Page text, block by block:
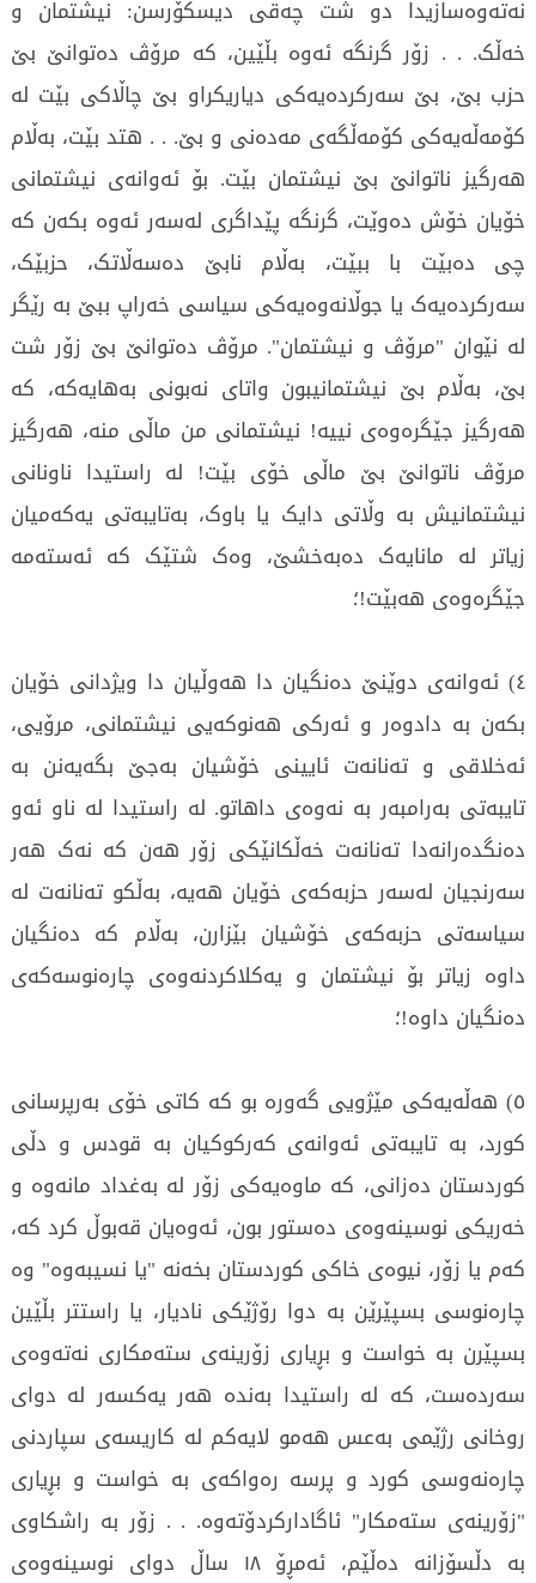
نەتەوەسازیدا دو شت چەقی دیسکۆرسن: نیشتمان و
خەڵک. . . زۆر گرنگە ئەوە بڵێین، کە مرۆڤ دەتوانێ بێ
حزب بێ، بێ سەرکردەیەکی دیاریکراو بێ چاڵاکی بێت لە
کۆمەڵەیەکی کۆمەڵگەی مەدەنی و بێ. . . هتد بێت، بەڵام
هەرگیز ناتوانێ بێ نیشتمان بێت. بۆ ئەوانەی نیشتمانی
خۆیان خۆش دەوێت، گرنگە پێداگری لەسەر ئەوە بکەن کە
چی دەبێت با ببێت، بەڵام نابێ دەسەڵاتک، حزبێک،
سەرکردەیەک یا جوڵانەوەیەکی سیاسی خەراپ ببێ بە رێگر
لە نێوان "مرۆڤ و نیشتمان". مرۆڤ دەتوانێ بێ زۆر شت
بێ، بەڵام بێ نیشتمانیبون واتای نەبونی بەهایەکە، کە
هەرگیز جێگرەوەی نییە! نیشتمانی من ماڵی منە، هەرگیز
مرۆڤ ناتوانێ بێ ماڵی خۆی بێت! لە راستیدا ناونانی
نیشتمانیش بە وڵاتی دایک یا باوک، بەتایبەتی یەکەمیان
زیاتر لە مانایەک دەبەخشێ، وەک شتێک کە ئەستەمە
جێگرەوەی هەبێت!؛
٤) ئەوانەی دوێنێ دەنگیان دا هەوڵیان دا ویژدانی خۆیان
بکەن بە دادوەر و ئەرکی هەنوکەیی نیشتمانی، مرۆیی،
ئەخلاقی و تەنانەت ئایینی خۆشیان بەجێ بگەیەنن بە
تایبەتی بەرامبەر بە نەوەی داهاتو. لە راستیدا لە ناو ئەو
دەنگدەرانەدا تەنانەت خەڵکانێکی زۆر هەن کە نەک هەر
سەرنجیان لەسەر حزبەکەی خۆیان هەیە، بەڵکو تەنانەت لە
سیاسەتی حزبەکەی خۆشیان بێزارن، بەڵام کە دەنگیان
داوە زیاتر بۆ نیشتمان و یەکلاکردنەوەی چارەنوسەکەی
دەنگیان داوە!؛
٥) هەڵەیەکی مێژویی گەورە بو کە کاتی خۆی بەرپرسانی
کورد، بە تایبەتی ئەوانەی کەرکوکیان بە قودس و دڵی
کوردستان دەزانی، کە ماوەیەکی زۆر لە بەغداد مانەوە و
خەریکی نوسینەوەی دەستور بون، ئەوەیان قەبوڵ کرد کە،
کەم یا زۆر، نیوەی خاکی کوردستان بخەنە "یا نسیبەوە" وە
چارەنوسی بسپێرێن بە دوا رۆژێکی نادیار، یا راستتر بڵێین
بسپێرن بە خواست و بڕیاری زۆرینەی ستەمکاری نەتەوەی
سەردەست، کە لە راستیدا بەندە هەر یەکسەر لە دوای
روخانی رژێمی بەعس هەمو لایەکم لە کاریسەی سپاردنی
چارەنەوسی کورد و پرسە رەواکەی بە خواست و بڕیاری
"زۆرینەی ستەمکار" ئاگادارکردۆتەوە. . . زۆر بە راشکاوی
بە دڵسۆزانە دەڵێم، ئەمڕۆ ١٨ ساڵ دوای نوسینەوەی